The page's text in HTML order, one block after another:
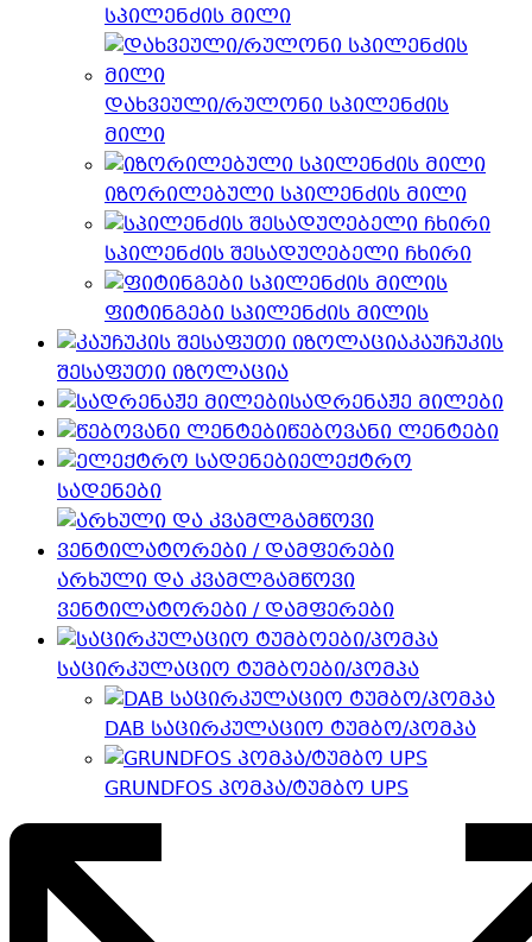
სპილენძის მილი
დახვეული/რულონი სპილენძის
მილი
იზორილებული სპილენძის მილი
სპილენძის შესადუღებელი ჩხირი
ფიტინგები სპილენძის მილის
კაუჩუკის
შესაფუთი იზოლაცია
სადრენაჟე მილები
წებოვანი ლენტები
ელექტრო
სადენები
არხული და კვამლგამწოვი
ვენტილატორები / დამფერები
საცირკულაციო ტუმბოები/პომპა
DAB საცირკულაციო ტუმბო/პომპა
GRUNDFOS პომპა/ტუმბო UPS